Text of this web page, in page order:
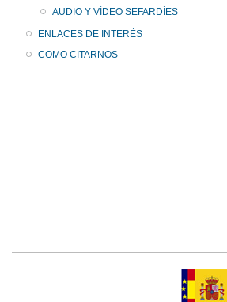
AUDIO Y VÍDEO SEFARDÍES
ENLACES DE INTERÉS
COMO CITARNOS